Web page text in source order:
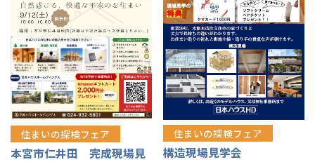
住まいの探検フェア
本宮市仁井田 完成現場見
住まいの探検フェア
構造現場見学会